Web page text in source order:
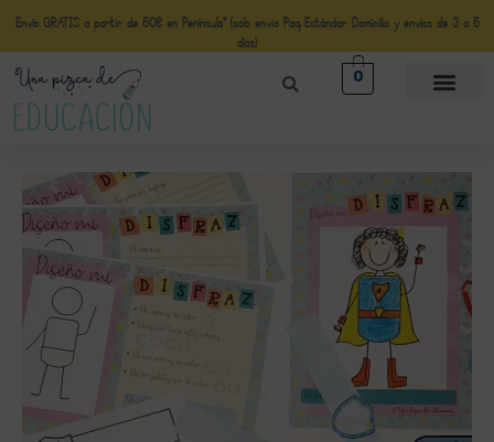
Envío GRATIS a partir de 50€ en Península* (solo envio Paq Estándar Domicilio y envíos de 3 a 5
días)
0